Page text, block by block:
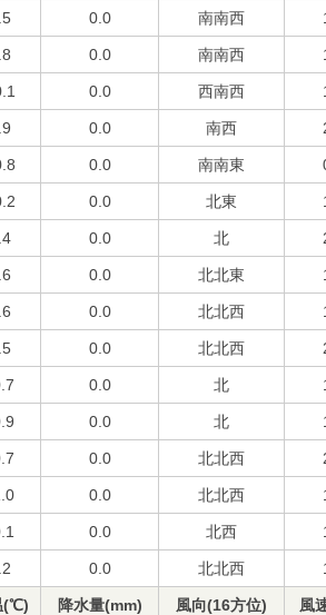
0.0 南南西
0.0 南南西
0.0 西南西
0.0 南西
0.0 南南東
0.0 北東
0.0 北
0.0 北北東
0.0 北北西
0.0 北北西
0.0 北
0.0 北
0.0 北北西
0.0 北北西
0.0 北西
0.0 北北西
(℃) 降水量(mm) 風向(16方位) 風